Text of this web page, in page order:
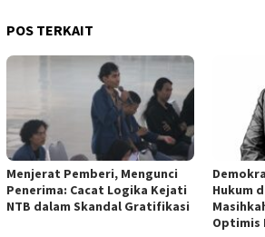
POS TERKAIT
Menjerat Pemberi, Mengunci
Penerima: Cacat Logika Kejati
NTB dalam Skandal Gratifikasi
Hukum
Optimis